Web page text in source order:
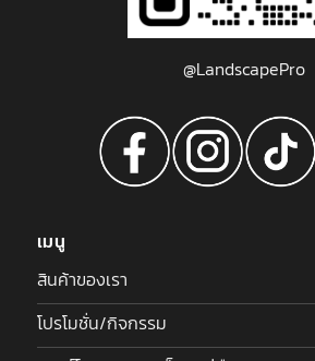
@LandscapePro
เมนู
สินค้าของเรา
โปรโมชั่น/กิจกรรม